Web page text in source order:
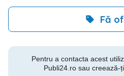
Fă
Pentru a contacta acest
Publi24.ro sau creează-